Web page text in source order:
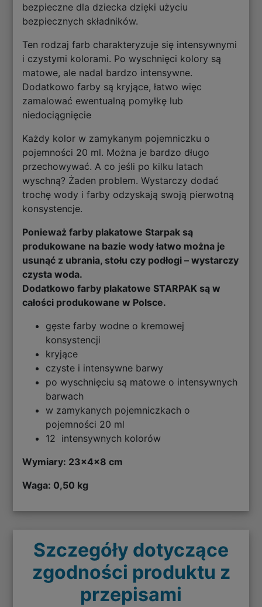
bezpieczne dla dziecka dzięki użyciu
bezpiecznych składników.
Ten rodzaj farb charakteryzuje się intensywnymi
i czystymi kolorami. Po wyschnięci kolory są
matowe, ale nadal bardzo intensywne.
Dodatkowo farby są kryjące, łatwo więc
zamalować ewentualną pomyłkę lub
niedociągnięcie
Każdy kolor w zamykanym pojemniczku o
pojemności 20 ml. Można je bardzo długo
przechowywać. A co jeśli po kilku latach
wyschną? Żaden problem. Wystarczy dodać
trochę wody i farby odzyskają swoją pierwotną
konsystencje.
Ponieważ farby plakatowe Starpak są
produkowane na bazie wody łatwo można je
usunąć z ubrania, stołu czy podłogi – wystarczy
czysta woda.
Dodatkowo farby plakatowe STARPAK są w
całości produkowane w Polsce.
gęste farby wodne o kremowej
konsystencji
kryjące
czyste i intensywne barwy
po wyschnięciu są matowe o intensywnych
barwach
w zamykanych pojemniczkach o
pojemności 20 ml
12 intensywnych kolorów
Wymiary: 23x4x8 cm
Waga: 0,50 kg
Szczegóły dotyczące
zgodności produktu z
przepisami